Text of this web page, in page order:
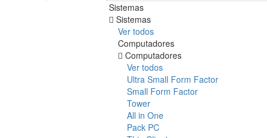
Sistemas
Sistemas
Ver todos
Computadores
Computadores
Ver todos
Ultra Small Form Factor
Small Form Factor
Tower
All in One
Pack PC